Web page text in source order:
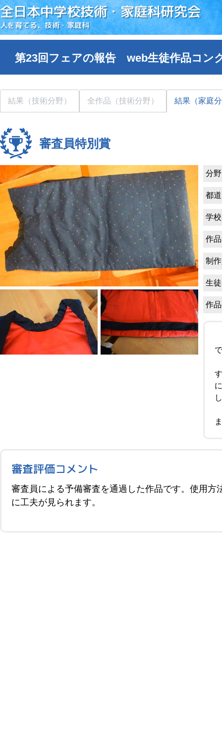
全日本中学校技術・家庭科研究会
人を育てる、技術・家庭科
第23回フェアの報告 web生徒作品コン
結果（技術分野） 全作品（技術分野） 結果（家庭
審査員特別賞
分
都
学
作
制
生
作
審査評価コメント
審査員による予備審査を通過した作品です。使用
に工夫が見られます。